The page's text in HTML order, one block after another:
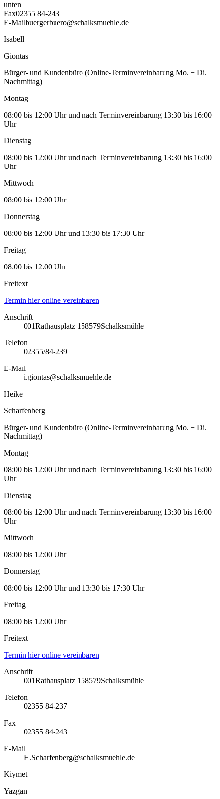
unten
Fax02355 84-243
E-Mailbuergerbuero@schalksmuehle.de
Isabell
Giontas
Bürger- und Kundenbüro (Online-Terminvereinbarung Mo. + Di.
Nachmittag)
Montag
08:00 bis 12:00 Uhr und nach Terminvereinbarung 13:30 bis 16:00
Uhr
Dienstag
08:00 bis 12:00 Uhr und nach Terminvereinbarung 13:30 bis 16:00
Uhr
Mittwoch
08:00 bis 12:00 Uhr
Donnerstag
08:00 bis 12:00 Uhr und 13:30 bis 17:30 Uhr
Freitag
08:00 bis 12:00 Uhr
Freitext
Termin hier online vereinbaren
Anschrift
001Rathausplatz 1 58579Schalksmühle
Telefon
02355/84-239
E-Mail
i.giontas@schalksmuehle.de
Heike
Scharfenberg
Bürger- und Kundenbüro (Online-Terminvereinbarung Mo. + Di.
Nachmittag)
Montag
08:00 bis 12:00 Uhr und nach Terminvereinbarung 13:30 bis 16:00
Uhr
Dienstag
08:00 bis 12:00 Uhr und nach Terminvereinbarung 13:30 bis 16:00
Uhr
Mittwoch
08:00 bis 12:00 Uhr
Donnerstag
08:00 bis 12:00 Uhr und 13:30 bis 17:30 Uhr
Freitag
08:00 bis 12:00 Uhr
Freitext
Termin hier online vereinbaren
Anschrift
001Rathausplatz 1 58579Schalksmühle
Telefon
02355 84-237
Fax
02355 84-243
E-Mail
H.Scharfenberg@schalksmuehle.de
Kiymet
Yazgan